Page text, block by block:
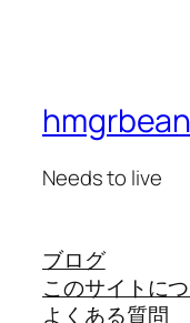
hmgrbean
Needs to live
ブログ
このサイトに
よくある質問